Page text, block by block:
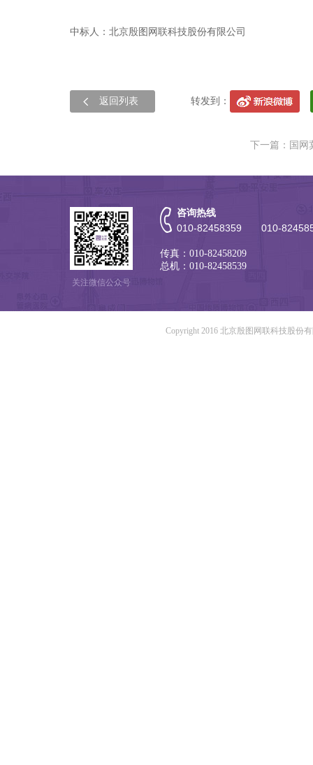
中标人：北京殷图网联科技股份有限公司
返回列表 转发到：
下一篇：国网
关注微信公众号
咨询热线
010-82458359 010-
传真：010-82458209
总机：010-82458539
Copyright 2016 北京殷图网联科技股份